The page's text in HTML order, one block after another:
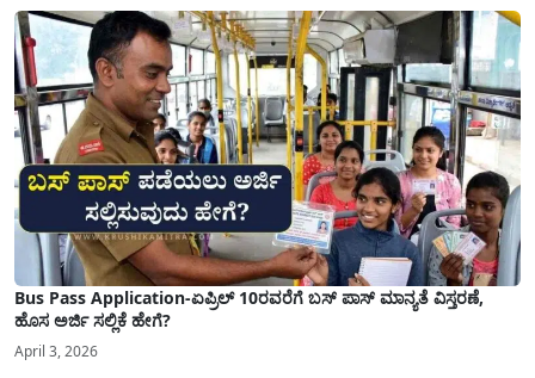
Bus Pass Application-ಏಪ್ರಿಲ್ 10ರವರೆಗೆ ಬಸ್ ಪಾಸ್ ಮಾನ್ಯತೆ ವಿಸ್ತರಣೆ,
ಹೊಸ ಅರ್ಜಿ ಸಲ್ಲಿಕೆ ಹೇಗೆ?
April 3, 2026